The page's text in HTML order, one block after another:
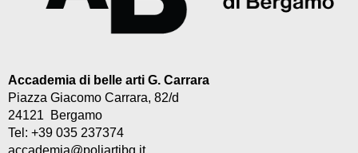
Accademia di belle arti G. Carrara
Piazza Giacomo Carrara, 82/d
24121 Bergamo
Tel: +39 035 237374
accademia@poliartibg.it